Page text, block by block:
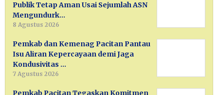
Publik Tetap Aman Usai Sejumlah ASN
Mengundurk…
8 Agustus 2026
Pemkab dan Kemenag Pacitan Pantau
Isu Aliran Kepercayaan demi Jaga
Kondusivitas …
7 Agustus 2026